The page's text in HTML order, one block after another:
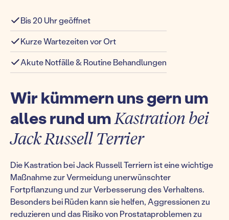
Bis 20 Uhr geöffnet
Kurze Wartezeiten vor Ort
Akute Notfälle & Routine Behandlungen
Wir kümmern uns gern um
alles rund umKastration bei
Jack Russell Terrier
Die Kastration bei Jack Russell Terriern ist eine wichtige
Maßnahme zur Vermeidung unerwünschter
Fortpflanzung und zur Verbesserung des Verhaltens.
Besonders bei Rüden kann sie helfen, Aggressionen zu
reduzieren und das Risiko von Prostataproblemen zu